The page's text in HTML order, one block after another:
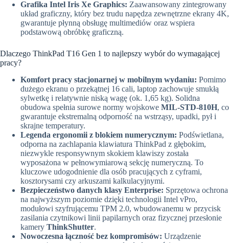
Grafika Intel Iris Xe Graphics: Zaawansowany zintegrowany
układ graficzny, który bez trudu napędza zewnętrzne ekrany 4K,
gwarantuje płynną obsługę multimediów oraz wspiera
podstawową obróbkę graficzną.
Dlaczego ThinkPad T16 Gen 1 to najlepszy wybór do wymagającej
pracy?
Komfort pracy stacjonarnej w mobilnym wydaniu: Pomimo
dużego ekranu o przekątnej 16 cali, laptop zachowuje smukłą
sylwetkę i relatywnie niską wagę (ok. 1,65 kg). Solidna
obudowa spełnia surowe normy wojskowe MIL-STD-810H, co
gwarantuje ekstremalną odporność na wstrząsy, upadki, pył i
skrajne temperatury.
Legenda ergonomii z blokiem numerycznym: Podświetlana,
odporna na zachlapania klawiatura ThinkPad z głębokim,
niezwykle responsywnym skokiem klawiszy została
wyposażona w pełnowymiarową sekcję numeryczną. To
kluczowe udogodnienie dla osób pracujących z cyframi,
kosztorysami czy arkuszami kalkulacyjnymi.
Bezpieczeństwo danych klasy Enterprise: Sprzętowa ochrona
na najwyższym poziomie dzięki technologii Intel vPro,
modułowi szyfrującemu TPM 2.0, wbudowanemu w przycisk
zasilania czytnikowi linii papilarnych oraz fizycznej przesłonie
kamery ThinkShutter.
Nowoczesna łączność bez kompromisów: Urządzenie